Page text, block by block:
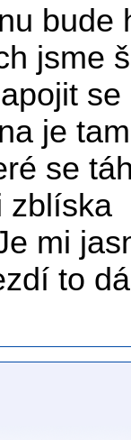
bude
jsme
je
se
zblíska
mi
to